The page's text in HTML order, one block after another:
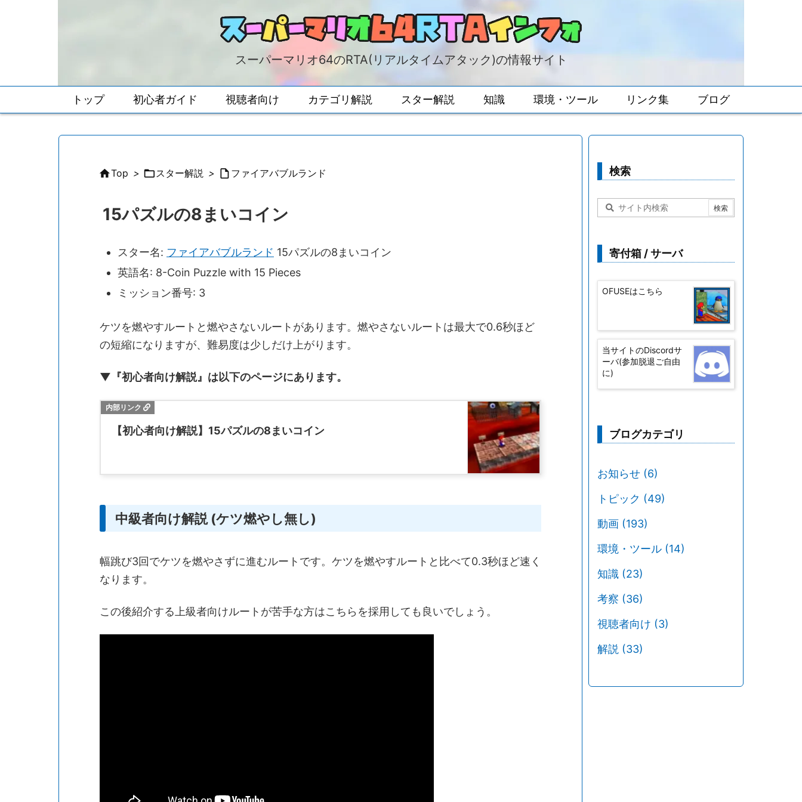
スーパーマリオ64のRTA(リアルタイムアタック)の情報サイト
トップ 初心者ガイド 視聴者向け カテゴリ解説 スター解説 知識 環境・ツール リンク集 ブログ
Top > スター解説 >  ファイアバブルランド
15パズルの8まいコイン
スター名: ファイアバブルランド 15パズルの8まいコイン
英語名: 8-Coin Puzzle with 15 Pieces
ミッション番号: 3
ケツを燃やすルートと燃やさないルートがあります。燃やさないルートは最大で0.6秒ほど
の短縮になりますが、難易度は少しだけ上がります。
▼『初心者向け解説』は以下のページにあります。
【初心者向け解説】15パズルの8まいコイン
中級者向け解説 (ケツ燃やし無し)
幅跳び3回でケツを燃やさずに進むルートです。ケツを燃やすルートと比べて0.3秒ほど速く
なります。
この後紹介する上級者向けルートが苦手な方はこちらを採用しても良いでしょう。
検索
寄付箱 / サーバ
OFUSEはこちら
当サイトのDiscordサ
ーバ(参加脱退ご自由
に)
ブログカテゴリ
お知らせ (6)
トピック (49)
動画 (193)
環境・ツール (14)
知識 (23)
考察 (36)
視聴者向け (3)
解説 (33)